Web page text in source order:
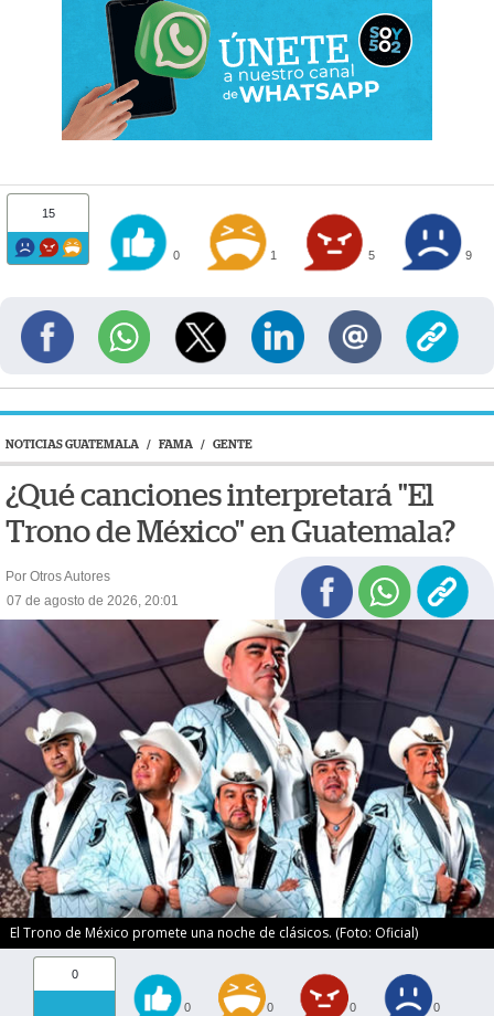
15
0 1 5 9
NOTICIAS GUATEMALA / FAMA / GENTE
¿Qué canciones interpretará "El
Trono de México" en Guatemala?
Por Otros Autores
07 de agosto de 2026, 20:01
El Trono de México promete una noche de clásicos. (Foto: Oficial)
0
0 0 0 0